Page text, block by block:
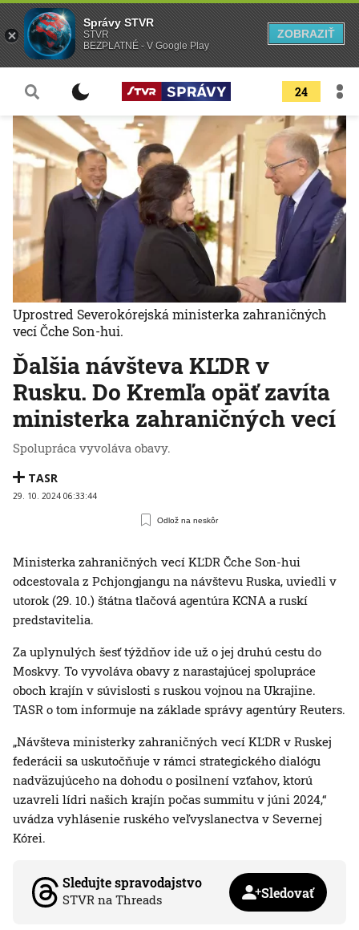
24
Ďalšia návšteva KĽDR v
Rusku. Do Kremľa opäť zavíta
ministerka zahraničných vecí
Spolupráca vyvoláva obavy.
TASR
29. 10. 2024 06:33:44
Odlož na neskôr
Uprostred Severokórejská ministerka zahraničných
vecí Čche Son-hui.
Ministerka zahraničných vecí KĽDR Čche Son-hui
odcestovala z Pchjongjangu na návštevu Ruska, uviedli v
utorok (29. 10.) štátna tlačová agentúra KCNA a ruskí
predstavitelia.
Za uplynulých šesť týždňov ide už o jej druhú cestu do
Moskvy. To vyvoláva obavy z narastajúcej spolupráce
oboch krajín v súvislosti s ruskou vojnou na Ukrajine.
TASR o tom informuje na základe správy agentúry Reuters.
„Návšteva ministerky zahraničných vecí KĽDR v Ruskej
federácii sa uskutočňuje v rámci strategického dialógu
nadväzujúceho na dohodu o posilnení vzťahov, ktorú
uzavreli lídri našich krajín počas summitu v júni 2024,“
uvádza vyhlásenie ruského veľvyslanectva v Severnej
Kórei.
Sledujte spravodajstvo
STVR na Threads Sledovať
Správy STVR
STVR
BEZPLATNÉ - V Google Play
ZOBRAZIŤ